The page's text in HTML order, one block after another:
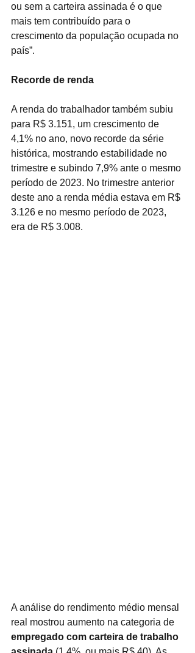
ou sem a carteira assinada é o que
mais tem contribuído para o
crescimento da população ocupada no
país”.
Recorde de renda
A renda do trabalhador também subiu
para R$ 3.151, um crescimento de
4,1% no ano, novo recorde da série
histórica, mostrando estabilidade no
trimestre e subindo 7,9% ante o mesmo
período de 2023. No trimestre anterior
deste ano a renda média estava em R$
3.126 e no mesmo período de 2023,
era de R$ 3.008.
A análise do rendimento médio mensal
real mostrou aumento na categoria de
empregado com carteira de trabalho